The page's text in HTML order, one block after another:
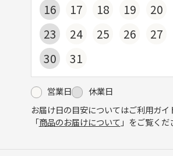
16
17 18 19 20
23
24 25 26 27
30
31
営業日
休業日
お届け日の目安についてはご利用ガイ
「商品のお届けについて 」をご覧くだ